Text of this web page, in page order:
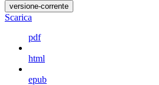
versione-corrente
Scarica
pdf
html
epub